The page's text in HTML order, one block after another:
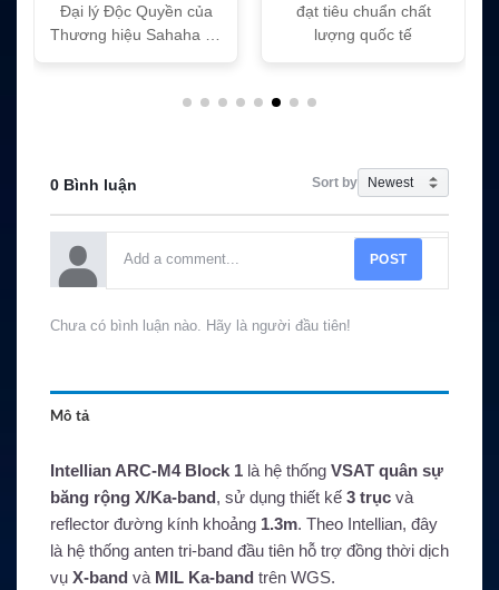
Đại lý Độc Quyền của
Thương hiệu Sahaha tại
đạt tiêu chuẩn chất
lượng quốc tế
0 Bình luận Sort by
POST
Chưa có bình luận nào. Hãy là người đầu tiên!
Mô tả
Intellian ARC-M4 Block 1 là hệ thống VSAT quân sự
băng rộng X/Ka-band, sử dụng thiết kế 3 trục và
reflector đường kính khoảng 1.3m. Theo Intellian, đây
là hệ thống anten tri-band đầu tiên hỗ trợ đồng thời dịch
vụ X-band và MIL Ka-band trên WGS.